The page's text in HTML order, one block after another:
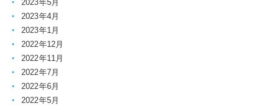
2023年5月
2023年4月
2023年1月
2022年12月
2022年11月
2022年7月
2022年6月
2022年5月